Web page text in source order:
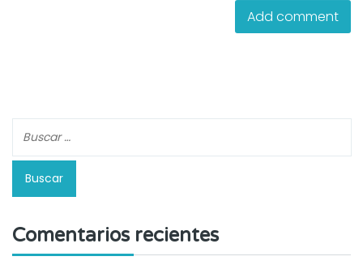
Comentarios recientes